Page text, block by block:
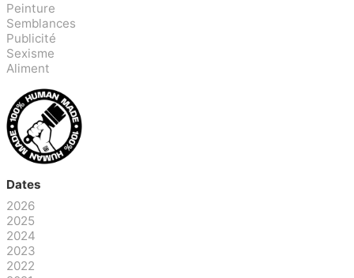
Peinture
Semblances
Publicité
Sexisme
Aliment
Dates
2026
2025
2024
2023
2022